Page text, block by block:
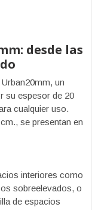
desde las
un
su espesor de 20
cualquier uso.
se presentan en
interiores como
sobreelevados, o
de espacios